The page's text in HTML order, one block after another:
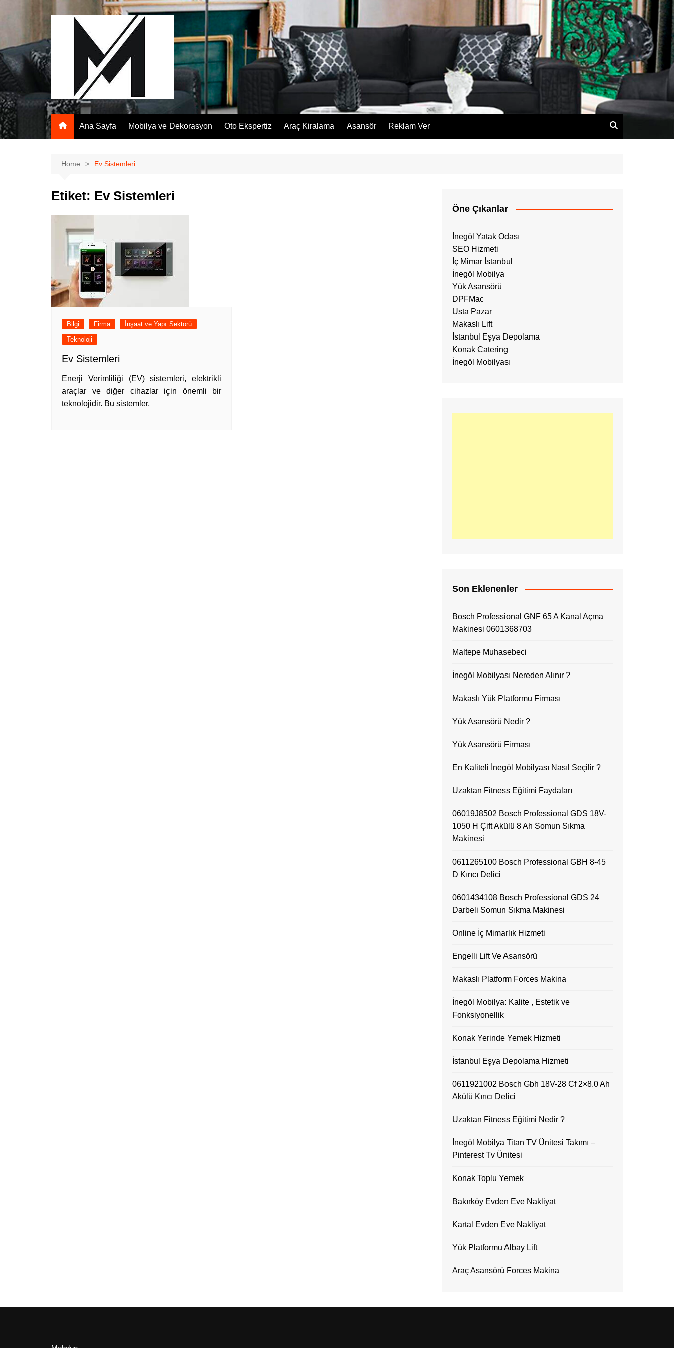
Ana Sayfa Mobilya ve Dekorasyon Oto Ekspertiz Araç Kiralama Asansör Reklam Ver
Home Ev Sistemleri
Etiket: Ev Sistemleri
Bilgi Firma
İnşaat ve Yapı Sektörü
Teknoloji
Ev Sistemleri
Enerji Verimliliği (EV) sistemleri, elektrikli
araçlar ve diğer cihazlar için önemli bir
teknolojidir. Bu sistemler,
Öne Çıkanlar
İnegöl Yatak Odası
SEO Hizmeti
İç Mimar İstanbul
İnegöl Mobilya
Yük Asansörü
DPFMac
Usta Pazar
Makaslı Lift
İstanbul Eşya Depolama
Konak Catering
İnegöl Mobilyası
Son Eklenenler
Bosch Professional GNF 65 A Kanal Açma
Makinesi 0601368703
Maltepe Muhasebeci
İnegöl Mobilyası Nereden Alınır ?
Makaslı Yük Platformu Firması
Yük Asansörü Nedir ?
Yük Asansörü Firması
En Kaliteli İnegöl Mobilyası Nasıl Seçilir ?
Uzaktan Fitness Eğitimi Faydaları
06019J8502 Bosch Professional GDS 18V-
1050 H Çift Akülü 8 Ah Somun Sıkma
Makinesi
0611265100 Bosch Professional GBH 8-45
D Kırıcı Delici
0601434108 Bosch Professional GDS 24
Darbeli Somun Sıkma Makinesi
Online İç Mimarlık Hizmeti
Engelli Lift Ve Asansörü
Makaslı Platform Forces Makina
İnegöl Mobilya: Kalite , Estetik ve
Fonksiyonellik
Konak Yerinde Yemek Hizmeti
İstanbul Eşya Depolama Hizmeti
0611921002 Bosch Gbh 18V-28 Cf 2×8.0 Ah
Akülü Kırıcı Delici
Uzaktan Fitness Eğitimi Nedir ?
İnegöl Mobilya Titan TV Ünitesi Takımı –
Pinterest Tv Ünitesi
Konak Toplu Yemek
Bakırköy Evden Eve Nakliyat
Kartal Evden Eve Nakliyat
Yük Platformu Albay Lift
Araç Asansörü Forces Makina